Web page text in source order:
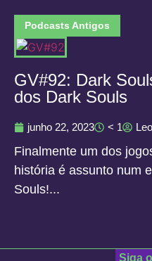
Podcasts Antigos
GV#92: Dark
dos Dark Souls
junho 22, 2023 < 1
Finalmente um dos
história é assunto num
Souls!...
Siga